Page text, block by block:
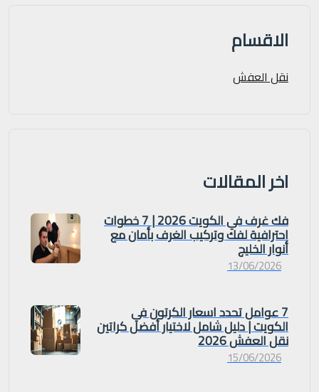
الاقسام
نقل العفش
اخر المقالات
فك غرف في الكويت 2026 | 7 خطوات
احترافية لفك وتركيب الغرف بأمان مع
أنوار الخليج
13/06/2026
7 عوامل تحدد اسعار الكرتون في
الكويت | دليل شامل لاختيار أفضل كراتين
نقل العفش 2026
15/06/2026